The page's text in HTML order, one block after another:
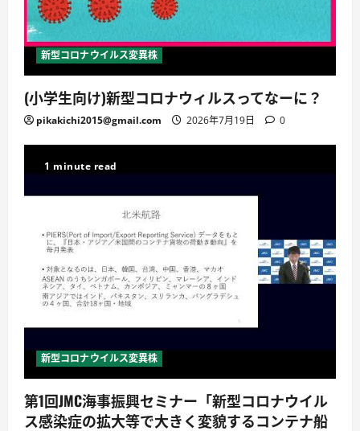
新型コロナウイルス変異株
(小学生向け)新型コロナウィルスってなーに？
pikakichi2015@gmail.com 2026年7月19日 0
1 minute read
新型コロナウイルス変異株
第1回JMC海事振興セミナー「新型コロナウイル
ス感染症の拡大等で大きく変貌するコンテナ船